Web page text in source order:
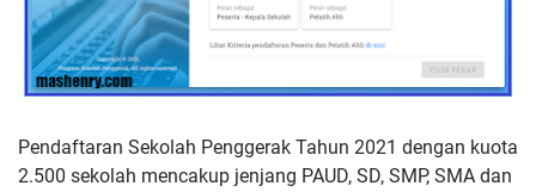
Pendaftaran Sekolah Penggerak Tahun 2021 dengan kuota
2.500 sekolah mencakup jenjang PAUD, SD, SMP, SMA dan